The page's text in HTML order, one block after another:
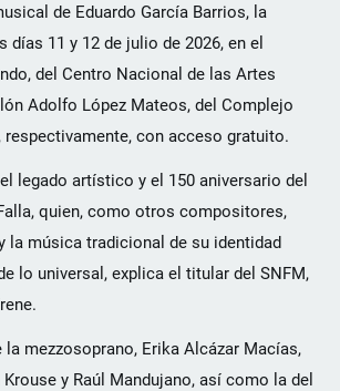
de Eduardo García Barrios, la
días 11 y 12 de julio de 2026, en el
del Centro Nacional de las Artes
Adolfo López Mateos, del Complejo
con acceso gratuito.
legado artístico y el 150 aniversario del
quien, como otros compositores,
la música tradicional de su identidad
lo universal, explica el titular del SNFM,
la mezzosoprano, Erika Alcázar Macías,
y Raúl Mandujano, así como la del